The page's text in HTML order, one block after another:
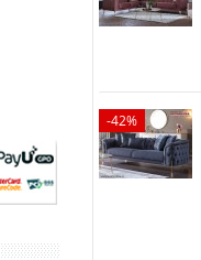
-42%